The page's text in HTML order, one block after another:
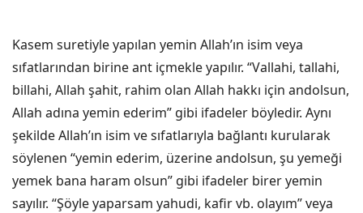
Kasem suretiyle yapılan yemin Allah’ın isim veya
sıfatlarından birine ant içmekle yapılır. “Vallahi, tallahi,
billahi, Allah şahit, rahim olan Allah hakkı için andolsun,
Allah adına yemin ederim” gibi ifadeler böyledir. Aynı
şekilde Allah’ın isim ve sıfatlarıyla bağlantı kurularak
söylenen “yemin ederim, üzerine andolsun, şu yemeği
yemek bana haram olsun” gibi ifadeler birer yemin
sayılır. “Şöyle yaparsam yahudi, kafir vb. olayım” veya